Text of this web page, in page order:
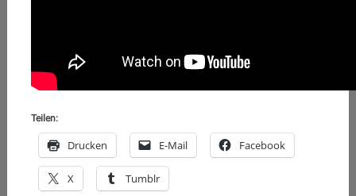
Teilen:
Drucken E-Mail Facebook
X Tumblr